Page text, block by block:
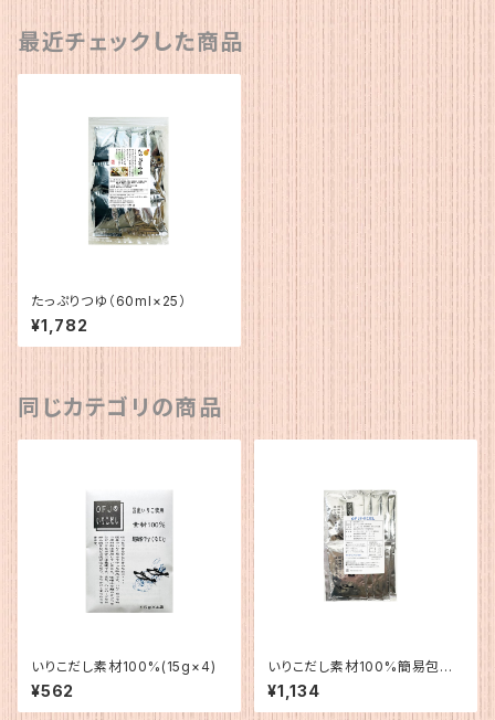
最近チェックした商品
たっぷりつゆ（60ml×25）
¥1,782
同じカテゴリの商品
いりこだし素材100%(15g×4)
¥562
いりこだし素材100%簡易包装
（15g×10）
¥1,134